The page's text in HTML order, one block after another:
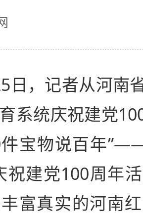
，记者从河南
系统庆祝建党
件宝物说百年
祝建党100周年
富真实的河南